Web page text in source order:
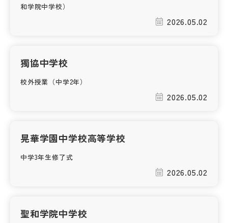
和学院中学校）
2026.05.02
獨協中学校
校外授業（中学2年）
2026.05.02
晃華学園中学校高等学校
中学3年生修了式
2026.05.02
聖和学院中学校